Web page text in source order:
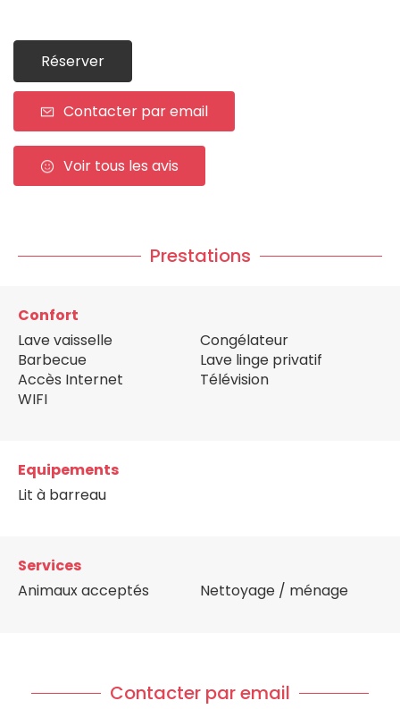
Réserver
Contacter par email
Voir tous les avis
Prestations
Confort
Lave vaisselle
Barbecue
Accès Internet
WIFI
Congélateur
Lave linge privatif
Télévision
Equipements
Lit à barreau
Services
Animaux acceptés
Nettoyage / ménage
Contacter par email